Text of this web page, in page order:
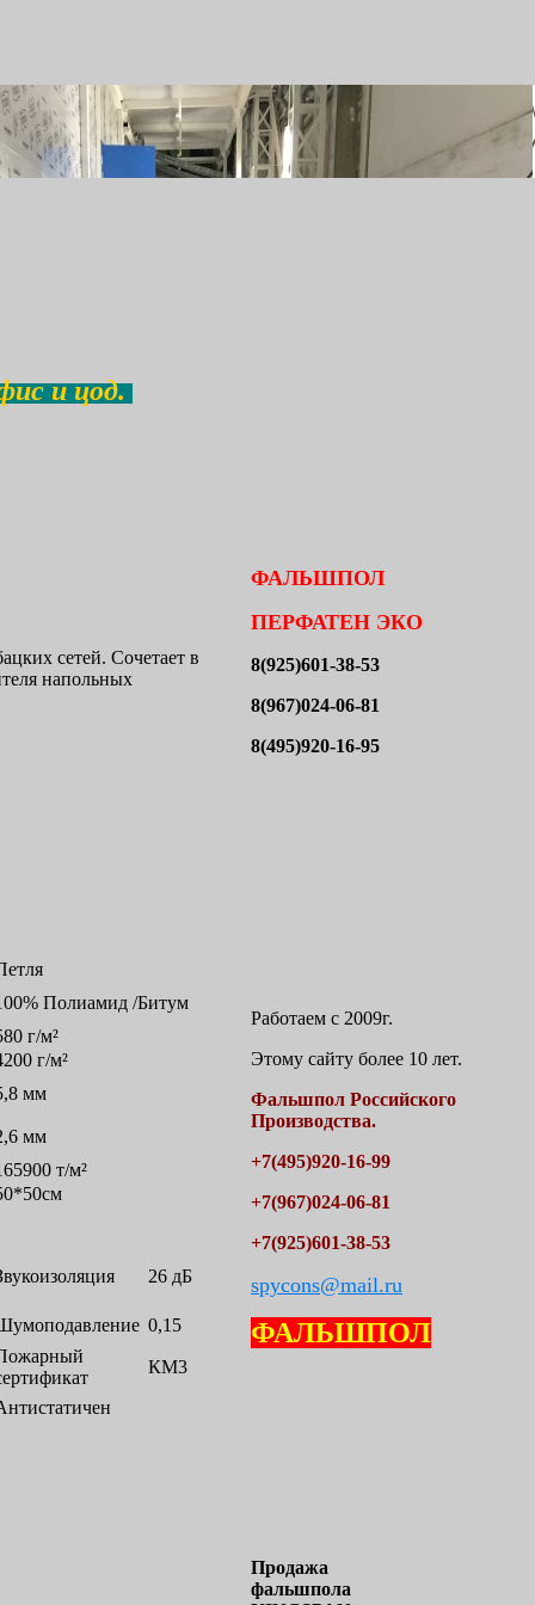
и цод.
сетей. Сочетает в
напольных
Полиамид /Битум
г/м²
г/м²
мм
мм
т/м²
26 дБ
0,15
КМ3
ФАЛЬШПОЛ
ПЕРФАТЕН ЭКО
8(925)601-38-53
8(967)024-06-81
8(495)920-16-95
Работаем с 2009г.
Этому сайту более 10 лет.
Фальшпол Российского
Производства.
+7(495)920-16-99
+7(967)024-06-81
+7(925)601-38-53
spycons@mail.ru
ФАЛЬШПОЛ
Продажа
фальшпола